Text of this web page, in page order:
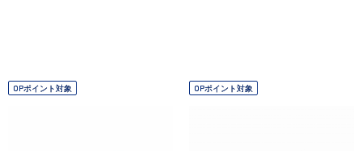
OPポイント対象 OPポイント対象